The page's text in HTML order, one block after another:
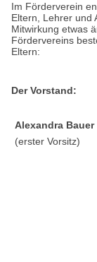
Im Förderverein
Eltern, Lehrer und
Mitwirkung etwas
Fördervereins
Eltern:
Der Vorstand:
Alexandra Bauer
(erster Vorsitz)